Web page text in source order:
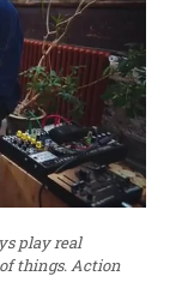
play real
things. Action